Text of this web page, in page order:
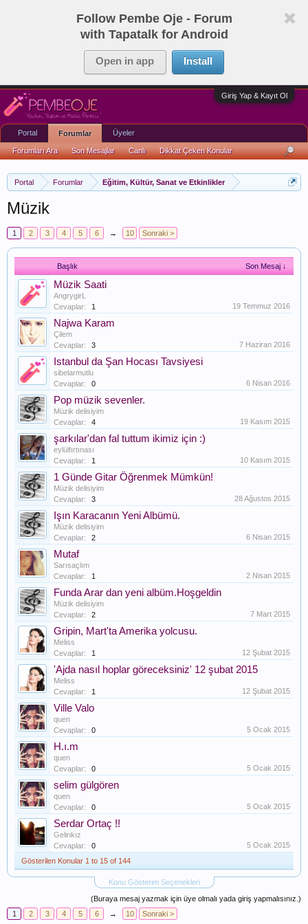
Follow Pembe Oje - Forum
with Tapatalk for Android
Open in app Install
Giriş Yap & Kayıt Ol
Portal Forumlar Eğitim, Kültür, Sanat ve Etkinlikler
Müzik
1 2 3 4 5 6 → 10 Sonraki >
Başlık Son Mesaj ↓
Müzik Saati
AngrygirL
Cevaplar:
1 19 Temmuz 2016
Najwa Karam
Çilem
Cevaplar:
3 7 Haziran 2016
Istanbul da Şan Hocası Tavsiyesi
sibelarmutlu
Cevaplar:
0 6 Nisan 2016
Pop müzik sevenler.
Müzik delisiyim
Cevaplar:
4 19 Kasım 2015
şarkılar'dan fal tuttum ikimiz için :)
eylülfırtınası
Cevaplar:
1 10 Kasım 2015
1 Günde Gitar Öğrenmek Mümkün!
Müzik delisiyim
Cevaplar:
3 28 Ağustos 2015
Işın Karacanın Yeni Albümü.
Müzik delisiyim
Cevaplar:
2 6 Nisan 2015
Mutaf
Sarısaçlım
Cevaplar:
1 2 Nisan 2015
Funda Arar dan yeni albüm.Hoşgeldin
Müzik delisiyim
Cevaplar:
2 7 Mart 2015
Gripin, Mart'ta Amerika yolcusu.
Meliss
Cevaplar:
1 12 Şubat 2015
'Ajda nasıl hoplar göreceksiniz' 12 şubat 2015
Meliss
Cevaplar:
1 12 Şubat 2015
Ville Valo
quen
Cevaplar:
0 5 Ocak 2015
H.ı.m
quen
Cevaplar:
0 5 Ocak 2015
selim gülgören
quen
Cevaplar:
0 5 Ocak 2015
Serdar Ortaç !!
Gelinkız
Cevaplar:
0
5 Ocak 2015
Gösterilen Konular 1 to 15 of 144
Konu Gösterim Seçenekleri
(Buraya mesaj yazmak için üye olmalı yada giriş yapmalısınız.)
1
2 3 4 5 6 → 10 Sonraki >
Portal Forumlar
Forumları Ara Son Mesajlar Canlı Dikkat Çeken Konular
Üyeler